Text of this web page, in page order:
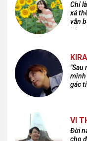
Chỉ
xá
vẫn
lại
KIRA
"Sau
mình
gác
VI
Đời
cho